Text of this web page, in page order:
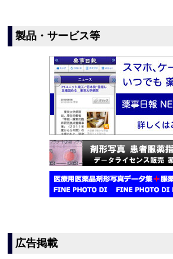
製品・サービス等
広告掲載